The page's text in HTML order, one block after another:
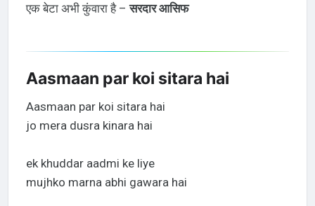
एक बेटा अभी कुंवारा है –सरदार आसिफ
Aasmaan par koi sitara hai
Aasmaan par koi sitara hai
jo mera dusra kinara hai
ek khuddar aadmi ke liye
mujhko marna abhi gawara hai